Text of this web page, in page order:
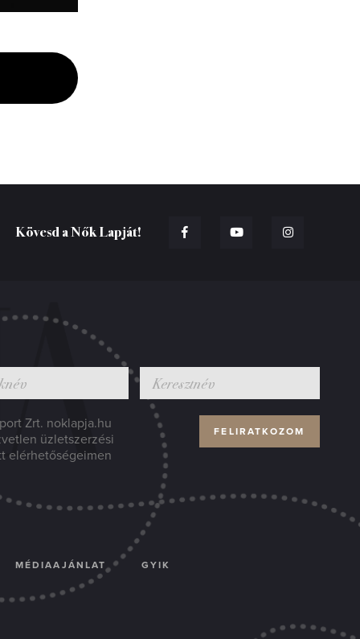
Kövesd a Nők Lapját!
Zrt. noklapja.hu
üzletszerzési
elérhetőségeimen
MÉDIAAJÁNLAT GYIK